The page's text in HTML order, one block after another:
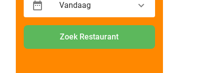
Vandaag
Zoek Restaurant